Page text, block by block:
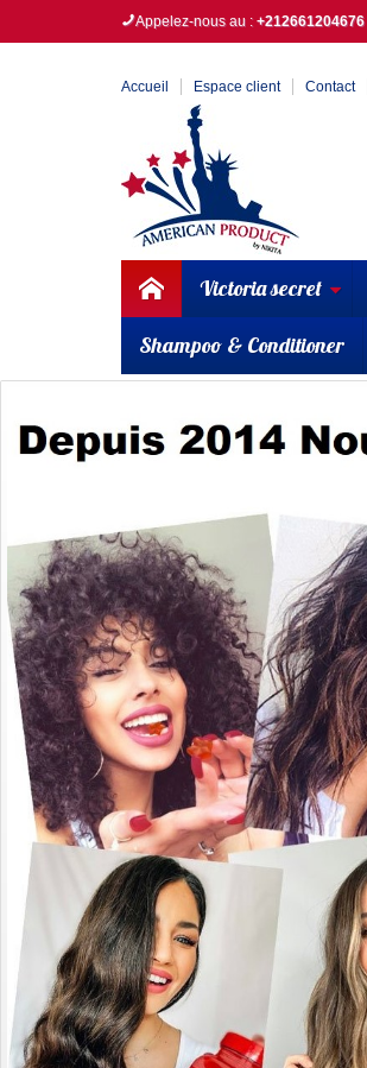
Appelez-nous au : +212661204676
Accueil Espace client Contact
Victoria secret
Shampoo & Conditioner